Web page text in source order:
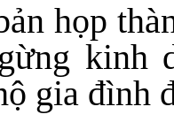
họp
kinh
gia đình